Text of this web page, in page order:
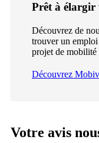
Prêt à élargir
Découvrez de
trouver un
projet de mobilité
Découvrez
Votre avis